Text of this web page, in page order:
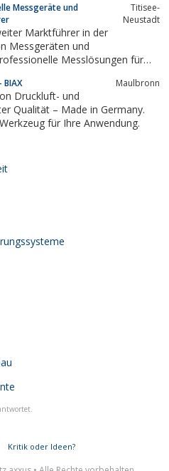
Messgeräte und
Titisee-
Neustadt
Marktführer in der
Messgeräten und
Messlösungen für
Maulbronn
Druckluft- und
Qualität – Made in Germany.
für Ihre Anwendung.
Kritik oder Ideen?